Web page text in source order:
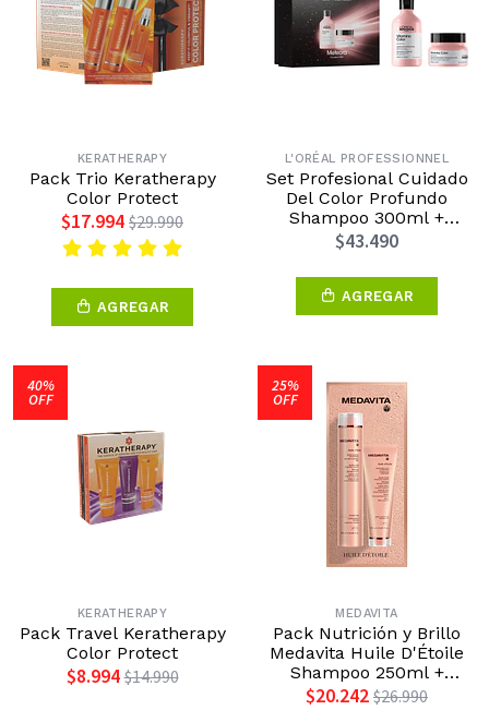
KERATHERAPY
Pack Trio Keratherapy
Color Protect
$17.994 $29.990
AGREGAR
L'ORÉAL PROFESSIONNEL
Set Profesional Cuidado
Del Color Profundo
Shampoo 300ml +
Máscara 250ml Vitamino
$43.490
AGREGAR
40%
OFF
KERATHERAPY
Pack Travel Keratherapy
Color Protect
$8.994 $14.990
25%
OFF
MEDAVITA
Pack Nutrición y Brillo
Medavita Huile D'Étoile
Shampoo 250ml +
Máscara 150ml Medavita
$20.242 $26.990